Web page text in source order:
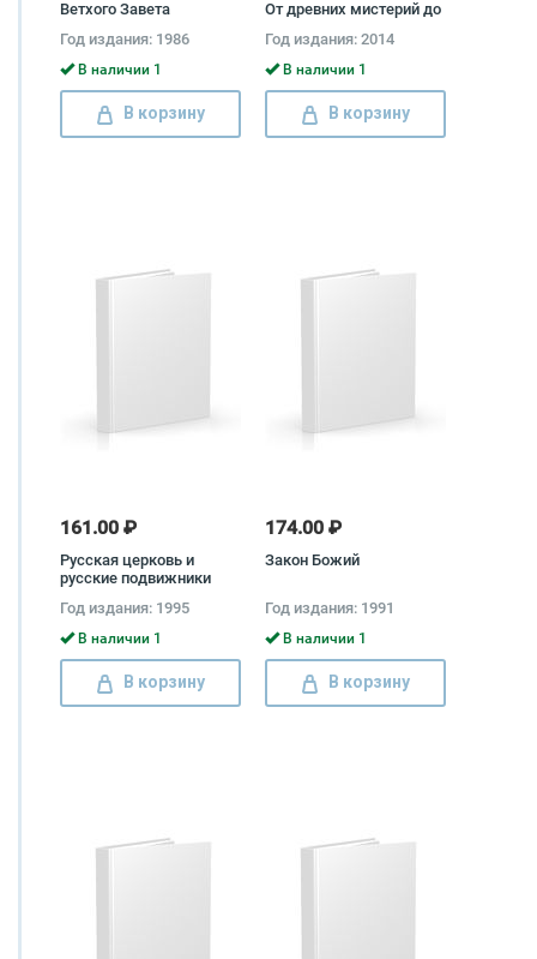
Ветхого Завета
Год издания: 1986
В наличии 1
В корзину
От древних мистерий до
Парнов
Год издания: 2014
В наличии 1
В корзину
161.00 ₽
Русская церковь и
русские подвижники
Поселянин
Год издания: 1995
В наличии 1
В корзину
174.00 ₽
Закон Божий
Год издания: 1991
В наличии 1
В корзину